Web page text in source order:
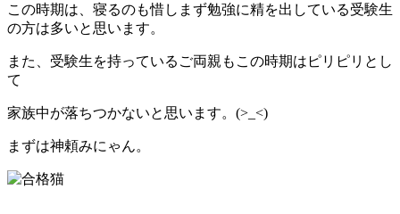
この時期は、寝るのも惜しまず勉強に精を出している受験生
の方は多いと思います。
また、受験生を持っているご両親もこの時期はピリピリとし
て
家族中が落ちつかないと思います。(>_<)
まずは神頼みにゃん。